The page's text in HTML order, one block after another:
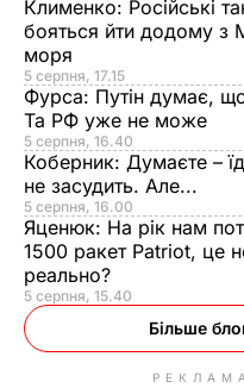
Клименко: Російські
бояться йти додому з
моря
5 серпня, 17.15
Фурса: Путін думає,
Та РФ уже не може
5 серпня, 16.40
Коберник: Думаєте –
не засудить. Але...
5 серпня, 16.00
Яценюк: На рік нам
1500 ракет Patriot, це
реально?
5 серпня, 15.40
Більше
РЕКЛАМА